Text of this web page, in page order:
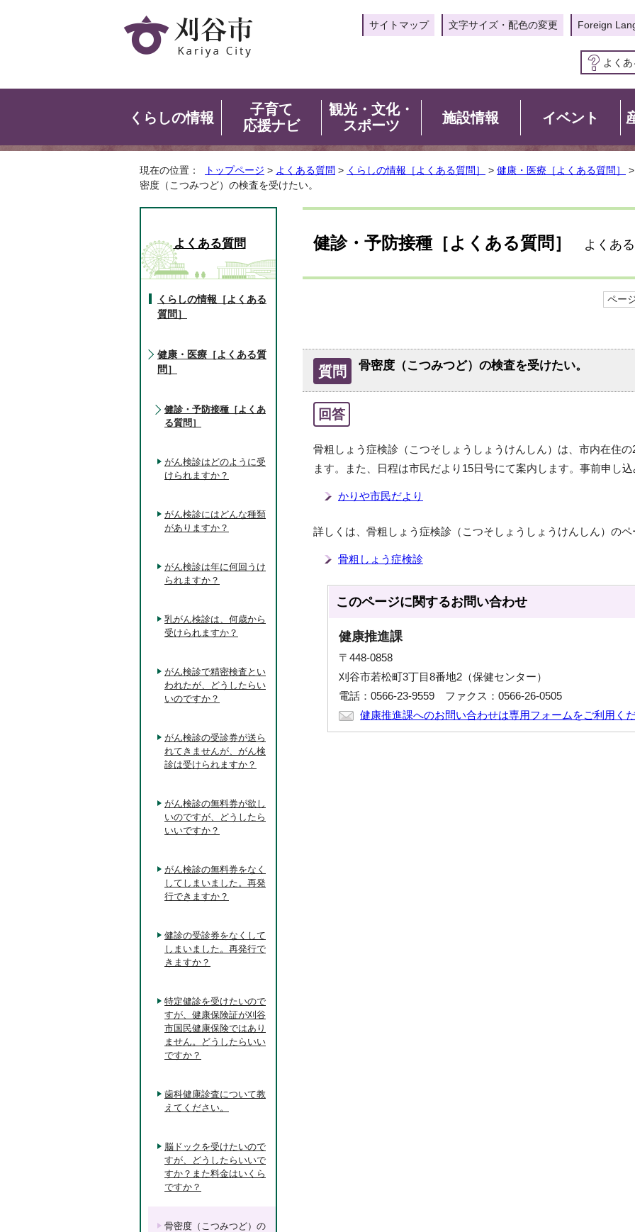
サイトマップ 文字サイズ・配色の変更 Foreign
よく
くらしの情報
子育て
応援ナビ
観光・文化・
スポーツ
施設情報 イベント
現在の位置： トップページ > よくある質問 > くらしの情報［よくある質問］ > 健康・医療［よくある質問］
密度（こつみつど）の検査を受けたい。
健診・予防接種［よくある質問］ よくあ
ペー
質問 骨密度（こつみつど）の検査を受けたい。
回答
骨粗しょう症検診（こつそしょうしょうけんしん）は、市内在住
ます。また、日程は市民だより15日号にて案内します。事前申し
かりや市民だより
詳しくは、骨粗しょう症検診（こつそしょうしょうけんしん）の
骨粗しょう症検診
このページに関するお問い合わせ
健康推進課
〒448-0858
刈谷市若松町3丁目8番地2（保健センター）
電話：0566-23-9559 ファクス：0566-26-0505
健康推進課へのお問い合わせは専用フォームをご利用く
よくある質問
くらしの情報［よくある
質問］
健康・医療［よくある質
問］
健診・予防接種［よくあ
る質問］
がん検診はどのように受
けられますか？
がん検診にはどんな種類
がありますか？
がん検診は年に何回うけ
られますか？
乳がん検診は、何歳から
受けられますか？
がん検診で精密検査とい
われたが、どうしたらい
いのですか？
がん検診の受診券が送ら
れてきませんが、がん検
診は受けられますか？
がん検診の無料券が欲し
いのですが、どうしたら
いいですか？
がん検診の無料券をなく
してしまいました。再発
行できますか？
健診の受診券をなくして
しまいました。再発行で
きますか？
特定健診を受けたいので
すが、健康保険証が刈谷
市国民健康保険ではあり
ません。どうしたらいい
ですか？
歯科健康診査について教
えてください。
脳ドックを受けたいので
すが、どうしたらいいで
すか？また料金はいくら
ですか？
骨密度（こつみつど）の